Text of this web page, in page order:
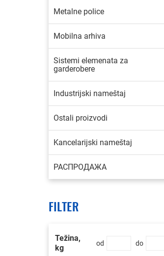
Metalne police
Mobilna arhiva
Sistemi elemenata za
garderobere
Industrijski nameštaj
Ostali proizvodi
Kancelarijski nameštaj
РАСПРОДАЖА
FILTER
Težina,
kg
od do